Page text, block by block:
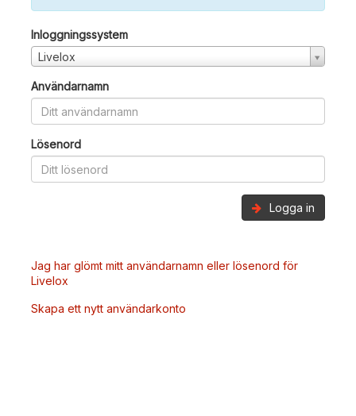
Inloggningssystem
Livelox
Användarnamn
Lösenord
Logga in
Jag har glömt mitt användarnamn eller lösenord för
Livelox
Skapa ett nytt användarkonto